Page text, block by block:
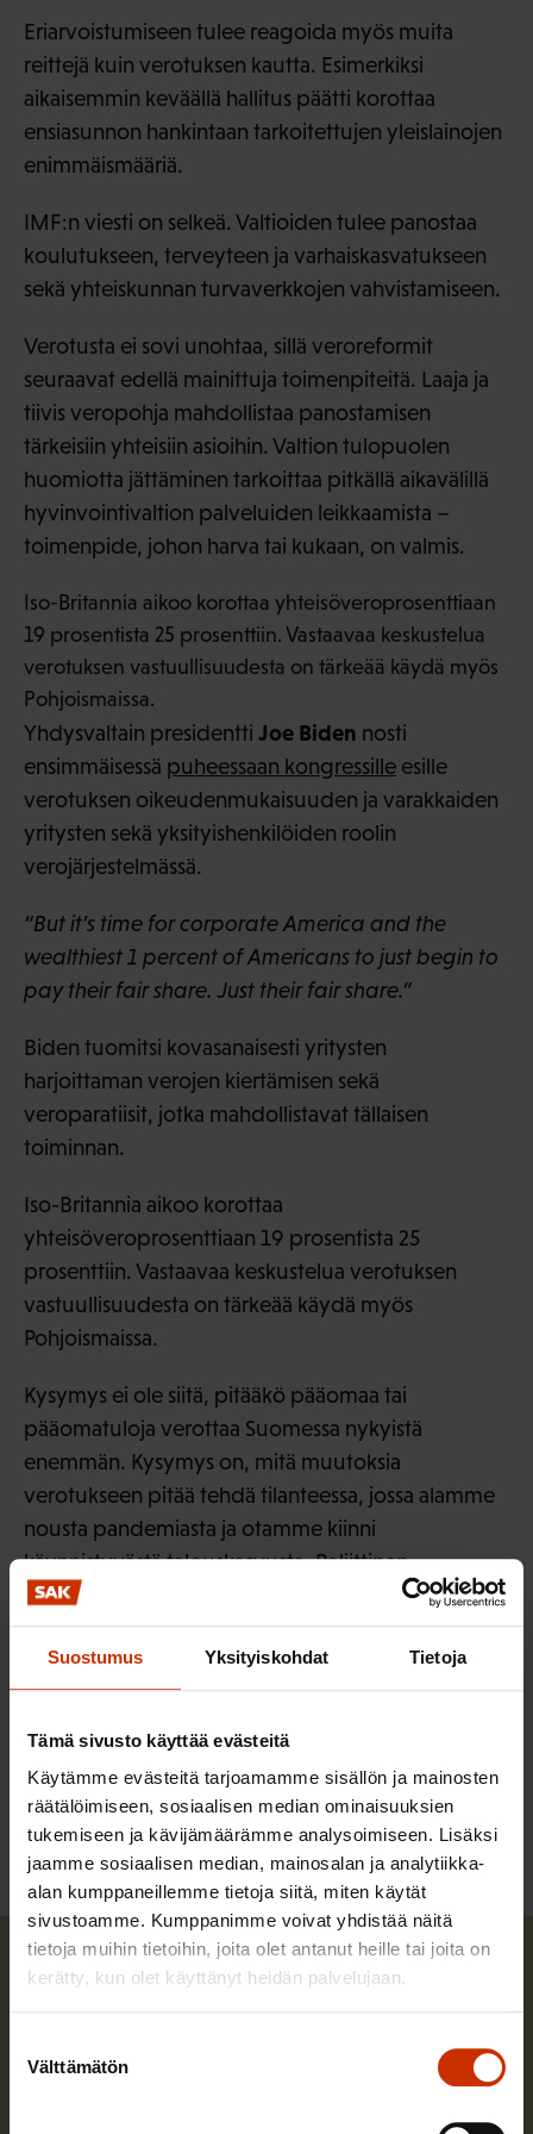
Suostumus Yksityiskohdat Tietoja
Tämä sivusto käyttää evästeitä
Käytämme evästeitä tarjoamamme sisällön ja mainosten
räätälöimiseen, sosiaalisen median ominaisuuksien
tukemiseen ja kävijämäärämme analysoimiseen. Lisäksi
jaamme sosiaalisen median, mainosalan ja analytiikka-
alan kumppaneillemme tietoja siitä, miten käytät
sivustoamme. Kumppanimme voivat yhdistää näitä
tietoja muihin tietoihin, joita olet antanut heille tai joita on
kerätty, kun olet käyttänyt heidän palvelujaan.
valinta
Välttämätön
Eriarvoistumiseen tulee reagoida myös muita
reittejä kuin verotuksen kautta. Esimerkiksi
aikaisemmin keväällä hallitus päätti korottaa
ensiasunnon hankintaan tarkoitettujen yleislainojen
enimmäismääriä.
IMF:n viesti on selkeä. Valtioiden tulee panostaa
koulutukseen, terveyteen ja varhaiskasvatukseen
sekä yhteiskunnan turvaverkkojen vahvistamiseen.
Verotusta ei sovi unohtaa, sillä veroreformit
seuraavat edellä mainittuja toimenpiteitä. Laaja ja
tiivis veropohja mahdollistaa panostamisen
tärkeisiin yhteisiin asioihin. Valtion tulopuolen
huomiotta jättäminen tarkoittaa pitkällä aikavälillä
hyvinvointivaltion palveluiden leikkaamista –
toimenpide, johon harva tai kukaan, on valmis.
Iso-Britannia aikoo korottaa yhteisöveroprosenttiaan
19 prosentista 25 prosenttiin. Vastaavaa keskustelua
verotuksen vastuullisuudesta on tärkeää käydä myös
Pohjoismaissa.
Yhdysvaltain presidentti Joe Biden nosti
ensimmäisessä puheessaan kongressille esille
verotuksen oikeudenmukaisuuden ja varakkaiden
yritysten sekä yksityishenkilöiden roolin
verojärjestelmässä.
“But it’s time for corporate America and the
wealthiest 1 percent of Americans to just begin to
pay their fair share. Just their fair share.”
Biden tuomitsi kovasanaisesti yritysten
harjoittaman verojen kiertämisen sekä
veroparatiisit, jotka mahdollistavat tällaisen
toiminnan.
Iso-Britannia aikoo korottaa
yhteisöveroprosenttiaan 19 prosentista 25
prosenttiin. Vastaavaa keskustelua verotuksen
vastuullisuudesta on tärkeää käydä myös
Pohjoismaissa.
Kysymys ei ole siitä, pitääkö pääomaa tai
pääomatuloja verottaa Suomessa nykyistä
enemmän. Kysymys on, mitä muutoksia
verotukseen pitää tehdä tilanteessa, jossa alamme
nousta pandemiasta ja otamme kiinni
käynnistyvästä talouskasvusta. Poliittinen
konsensus näyttää olevan siitä, että
ansiotuloverotusta ei pidä kiristää.
LÖYDÄ LISÄÄ TÄMÄNKALTAISTA SISÄLTÖÄ:
KORONAVIRUS TALOUS VEROTUS